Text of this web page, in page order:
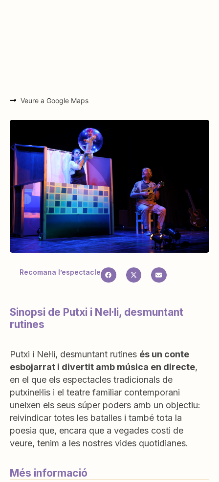
Veure a Google Maps
Recomana l’espectacle
Sinopsi de Putxi i Nel·li, desmuntant
rutines
Putxi i Nel·li, desmuntant rutines és un conte
esbojarrat i divertit amb música en directe,
en el que els espectacles tradicionals de
putxinel·lis i el teatre familiar contemporani
uneixen els seus súper poders amb un objectiu:
reivindicar totes les batalles i també tota la
poesia que, encara que a vegades costi de
veure, tenim a les nostres vides quotidianes.
Més informació